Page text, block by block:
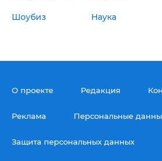
Шоубиз Наука
О проекте Редакция
Реклама Персональные
Защита персональных данных